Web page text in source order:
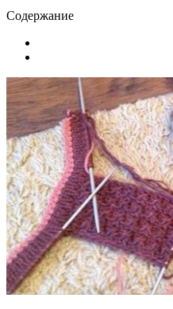
Содержание